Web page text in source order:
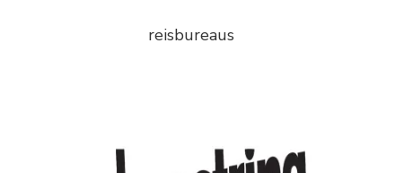
reisbureaus